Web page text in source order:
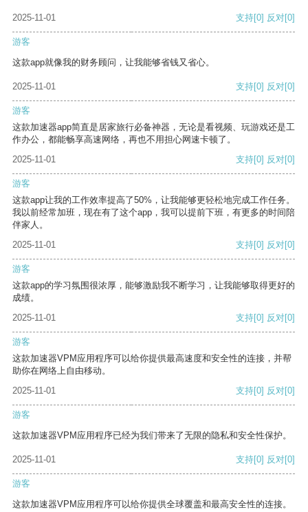
2025-11-01 支持[0] 反对[0]
游客
这款app就像我的财务顾问，让我能够省钱又省心。
2025-11-01 支持[0] 反对[0]
游客
这款加速器app简直是居家旅行必备神器，无论是看视频、玩游戏还是工
作办公，都能畅享高速网络，再也不用担心网速卡顿了。
2025-11-01
支持[0] 反对[0]
游客
这款app让我的工作效率提高了50%，让我能够更轻松地完成工作任务。
我以前经常加班，现在有了这个app，我可以提前下班，有更多的时间陪
伴家人。
2025-11-01
支持[0] 反对[0]
游客
这款app的学习氛围很浓厚，能够激励我不断学习，让我能够取得更好的
成绩。
2025-11-01
支持[0] 反对[0]
游客
这款加速器VPM应用程序可以给你提供最高速度和安全性的连接，并帮
助你在网络上自由移动。
2025-11-01
支持[0] 反对[0]
游客
这款加速器VPM应用程序已经为我们带来了无限的隐私和安全性保护。
2025-11-01 支持[0] 反对[0]
游客
这款加速器VPM应用程序可以给你提供全球覆盖和最高安全性的连接。